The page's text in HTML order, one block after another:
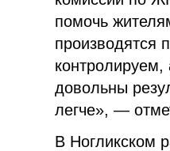
помочь
производятся
довольны
легче», —
В Ногликском